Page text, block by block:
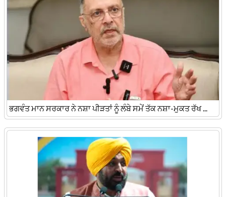
ਭਗਵੰਤ ਮਾਨ ਸਰਕਾਰ ਨੇ ਨਸ਼ਾ ਪੀੜਤਾਂ ਨੂੰ ਲੰਬੇ ਸਮੇਂ ਤੱਕ ਨਸ਼ਾ-ਮੁਕਤ ਰੱਖ ...